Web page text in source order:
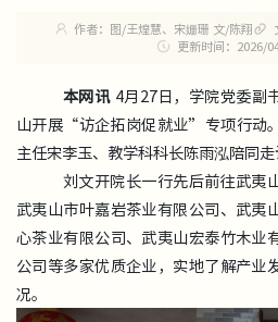
作者：图/王煌慧、宋姗珊 文/陈翔
更新时间：2026/
本网讯4月27日，学院党委副
山开展“访企拓岗促就业”专项行动
主任宋李玉、教学科科长陈雨泓陪同走
刘文开院长一行先后前往武夷
武夷山市叶嘉岩茶业有限公司、武夷
心茶业有限公司、武夷山宏泰竹木业
公司等多家优质企业，实地了解产业
况。